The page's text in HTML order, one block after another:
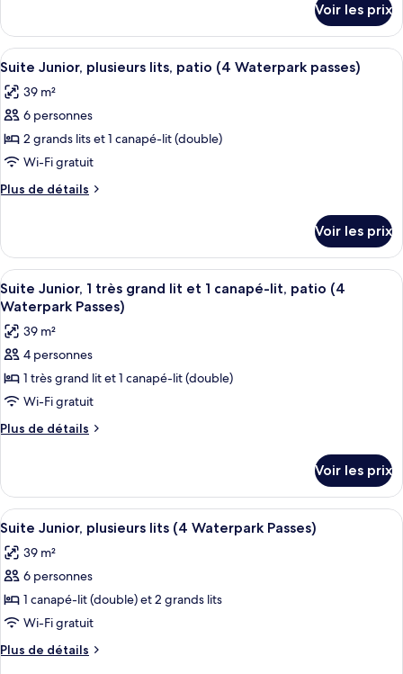
Suite,
plusieurs
lits,
patio
(4
Waterpark
Passes)
le
type
de
Suite,
plusieurs
patio
(4
Passes)
Voir les prix
Afficher
toutes
les
photos
pour
ce
type
de
Suite
Junior,
plusieurs
lits,
patio
(4
Waterpark
passes)
Un plan d’une chambre d’hôtel
7
Suite Junior, plusieurs lits, patio (4 Waterpark passes)
39 m²
6 personnes
2 grands lits et 1 canapé-lit (double)
Wi-Fi gratuit
Plus de détails
Plus
le
type
de
chambre
Junior,
plusieurs
patio
(4
passes)
Voir les prix
Afficher
toutes
les
photos
pour
ce
type
de
Junior,
très
grand
lit
et
1
canapé-
lit,
Un plan d’une chambre d’hôtel
7
Suite Junior, 1 très grand lit et 1 canapé-lit, patio (4
Waterpark Passes)
39 m²
4 personnes
1 très grand lit et 1 canapé-lit (double)
Wi-Fi gratuit
Plus de détails
Plus
le
type
de
Suite
Junior,
très
grand
et
Voir les prix
Afficher
toutes
les
photos
pour
ce
type
de
Un plan d’une chambre d’hôtel
6
Suite Junior, plusieurs lits (4 Waterpark Passes)
39 m²
6 personnes
1 canapé-lit (double) et 2 grands lits
Wi-Fi gratuit
Plus de détails
Plus